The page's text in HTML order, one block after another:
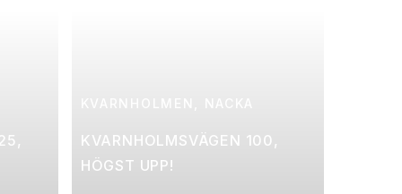
KVARNHOLMSVÄGEN 100,
HÖGST UPP!